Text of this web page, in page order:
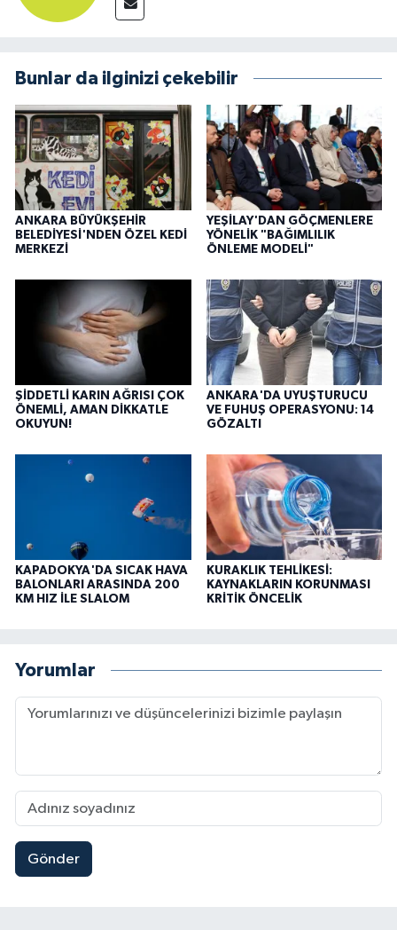
Bunlar da ilginizi çekebilir
ANKARA BÜYÜKŞEHİR
BELEDİYESİ'NDEN ÖZEL KEDİ
MERKEZİ
YEŞİLAY'DAN GÖÇMENLERE
YÖNELİK "BAĞIMLILIK
ÖNLEME MODELİ"
ŞİDDETLİ KARIN AĞRISI ÇOK
ÖNEMLİ, AMAN DİKKATLE
OKUYUN!
ANKARA'DA UYUŞTURUCU
VE FUHUŞ OPERASYONU: 14
GÖZALTI
KAPADOKYA'DA SICAK HAVA
BALONLARI ARASINDA 200
KM HIZ İLE SLALOM
KURAKLIK TEHLİKESİ:
KAYNAKLARIN KORUNMASI
KRİTİK ÖNCELİK
Yorumlar
Gönder